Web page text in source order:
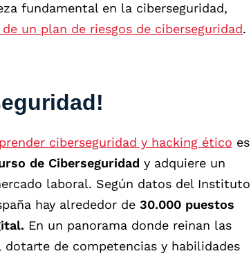
fundamental en la ciberseguridad,
un plan de riesgos de ciberseguridad.
ciberseguridad y hacking ético es
de Ciberseguridad y adquiere un
laboral. Según datos del Instituto
hay alrededor de 30.000 puestos
En un panorama donde reinan las
de competencias y habilidades